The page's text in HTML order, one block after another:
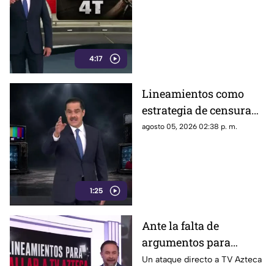
4:17
1:25
Lineamientos como
estrategia de censura
contra los ciudadanos
agosto 05, 2026 02:38 p. m.
Ante la falta de
argumentos para
justificar lineamientos
Un ataque directo a TV Azteca